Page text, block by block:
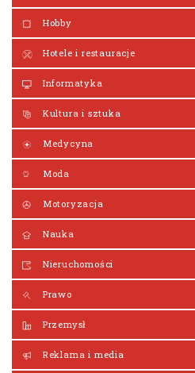
Hobby
Hotele i restauracje
Informatyka
Kultura i sztuka
Medycyna
Moda
Motoryzacja
Nauka
Nieruchomości
Prawo
Przemysł
Reklama i media